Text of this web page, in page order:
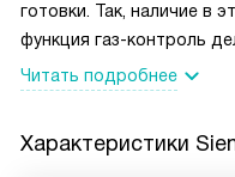
готовки. Так, наличие в
функция газ-контроль
Читать подробнее
Характеристики